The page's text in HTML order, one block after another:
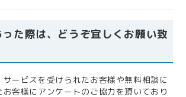
た際は、どうぞ宜しくお願い致
ービスを受けられたお客様や無料相談に
客様にアンケートのご協力を頂いており